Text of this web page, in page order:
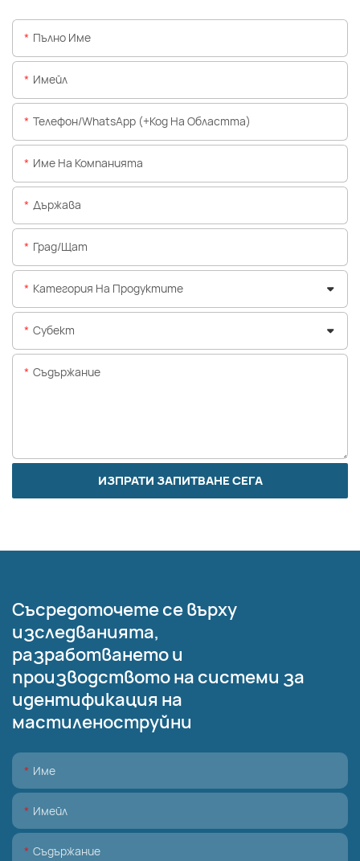
Пълно Име
Имейл
Телефон/WhatsApp (+Код На Областта)
Име На Компанията
Държава
Град/щат
Категория На Продуктите
Субект
Съдържание
ИЗПРАТИ ЗАПИТВАНЕ СЕГА
Съсредоточете се върху
изследванията,
разработването и
производството на системи за
идентификация на
мастиленоструйни
Име
Имейл
Съдържание